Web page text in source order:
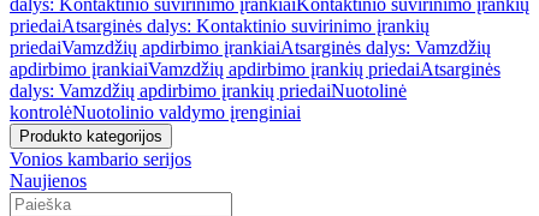
dalys: Kontaktinio suvirinimo įrankiaiKontaktinio suvirinimo įrankių
priedaiAtsarginės dalys: Kontaktinio suvirinimo įrankių
priedaiVamzdžių apdirbimo įrankiaiAtsarginės dalys: Vamzdžių
apdirbimo įrankiaiVamzdžių apdirbimo įrankių priedaiAtsarginės
dalys: Vamzdžių apdirbimo įrankių priedaiNuotolinė
kontrolėNuotolinio valdymo įrenginiai
Produkto kategorijos
Vonios kambario serijos
Naujienos